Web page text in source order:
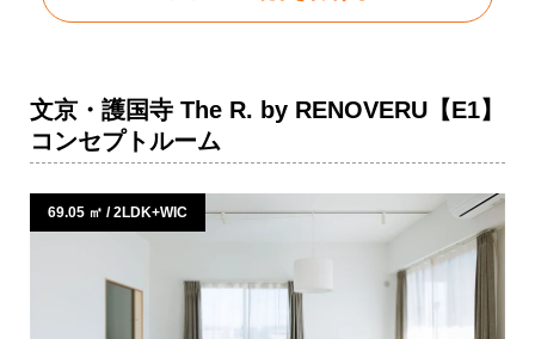
文京・護国寺 The R. by RENOVERU【E1】
コンセプトルーム
69.05 ㎡ / 2LDK+WIC